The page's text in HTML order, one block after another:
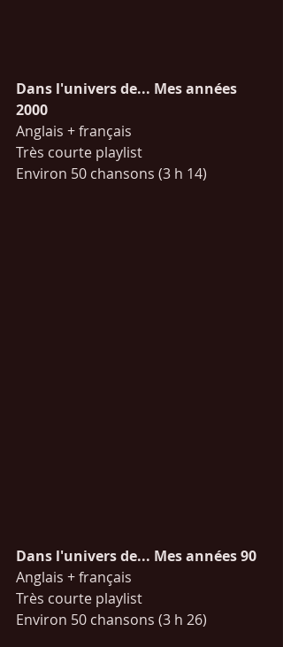
Dans l'univers de... Mes années
2000
Anglais + français
Très courte playlist
Environ 50 chansons (3 h 14)
Dans l'univers de... Mes années 90
Anglais + français
Très courte playlist
Environ 50 chansons (3 h 26)